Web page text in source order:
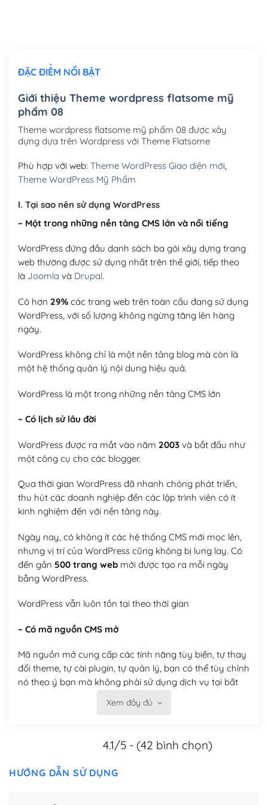
Mua thêm Host + Tên miền
Tên miền Việt Nam .vn (1 năm)
Hosting 2GB SSD (1 năm)(+450,000₫)
Hosting 3GB SSD (1 năm)(+550,000₫)
Hosting 5GB SSD (1 năm)
Hosting 8GB SSD (1 năm) (+950,000₫)
ĐẶC ĐIỂM NỔI BẬT
Giới thiệu Theme wordpress flatsome mỹ
phẩm 08
Theme wordpress flatsome mỹ phẩm 08 được xây
dựng dựa trên Wordpress với Theme Flatsome
Phù hợp với web: Theme WordPress Giao diện mới,
Theme WordPress Mỹ Phẩm
I. Tại sao nên sử dụng WordPress
– Một trong những nền tảng CMS lớn và nổi tiếng
WordPress đứng đầu danh sách ba gói xây dựng trang
web thường được sử dụng nhất trên thế giới, tiếp theo
là Joomla và Drupal.
Có hơn 29%các trang web trên toàn cầu đang sử dụng
WordPress, với số lượng không ngừng tăng lên hàng
ngày.
WordPress không chỉ là một nền tảng blog mà còn là
một hệ thống quản lý nội dung hiệu quả.
WordPress là một trong những nền tảng CMS lớn
– Có lịch sử lâu đời
WordPress được ra mắt vào năm 2003và bắt đầu như
một công cụ cho các blogger.
Qua thời gian WordPress đã nhanh chóng phát triển,
thu hút các doanh nghiệp đến các lập trình viên có ít
kinh nghiệm đến với nền tảng này.
Ngày nay, có không ít các hệ thống CMS mới mọc lên,
nhưng vị trí của WordPress cũng không bị lung lay. Có
đến gần 500 trang webmới được tạo ra mỗi ngày
bằng WordPress.
WordPress vẫn luôn tồn tại theo thời gian
– Có mã nguồn CMS mở
Mã nguồn mở cung cấp các tính năng tùy biến, tự thay
đổi theme, tự cài plugin, tự quản lý, bạn có thể tùy chỉnh
nó theo ý bạn mà không phải sử dụng dịch vụ tại bất
Xem đầy đủ
4.1/5 - (42 bình chọn)
HƯỚNG DẪN SỬ DỤNG